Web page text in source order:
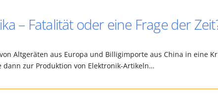
– Fatalität oder eine Frage der
Altgeräten aus Europa und Billigimporte aus China in eine
zur Produktion von Elektronik-Artikeln…